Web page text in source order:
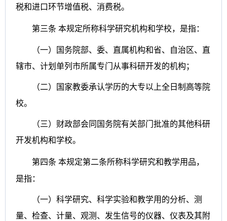
税和进口环节增值税、消费税。
第三条 本规定所称科学研究机构和学校，是指：
（一）国务院部、委、直属机构和省、自治区、直
辖市、计划单列市所属专门从事科研开发的机构；
（二）国家教委承认学历的大专以上全日制高等院
校。
（三）财政部会同国务院有关部门批准的其他科研
开发机构和学校。
第四条 本规定第二条所称科学研究和教学用品，
是指：
（一）科学研究、科学实验和教学用的分析、测
量、检查、计量、观测、发生信号的仪器、仪表及其附